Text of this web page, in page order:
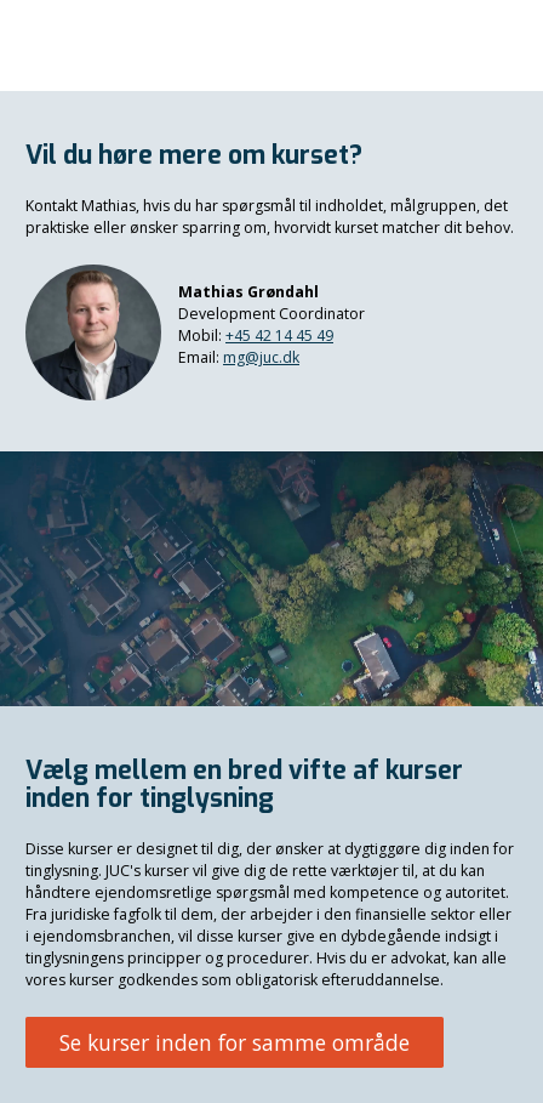
Vil du høre mere om kurset?
Kontakt Mathias, hvis du har spørgsmål til indholdet, målgruppen, det
praktiske eller ønsker sparring om, hvorvidt kurset matcher dit behov.
Mathias Grøndahl
Development Coordinator
Mobil: +45 42 14 45 49
Email: mg@juc.dk
Vælg mellem en bred vifte af kurser
inden for tinglysning
Disse kurser er designet til dig, der ønsker at dygtiggøre dig inden for
tinglysning. JUC's kurser vil give dig de rette værktøjer til, at du kan
håndtere ejendomsretlige spørgsmål med kompetence og autoritet.
Fra juridiske fagfolk til dem, der arbejder i den finansielle sektor eller
i ejendomsbranchen, vil disse kurser give en dybdegående indsigt i
tinglysningens principper og procedurer. Hvis du er advokat, kan alle
vores kurser godkendes som obligatorisk efteruddannelse.
Se kurser inden for samme område